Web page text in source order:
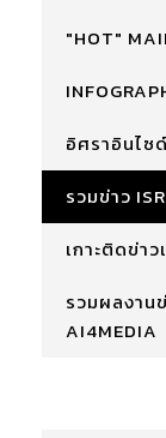
"HOT"
อิศราอินไซ
รวมข่าว
เกาะติดข่า
รวมผลงาน
AI4MEDIA